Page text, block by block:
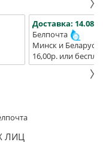
Доставка:
Белпочта
Минск и Беларусь
16,00р. или
ЛИЦ